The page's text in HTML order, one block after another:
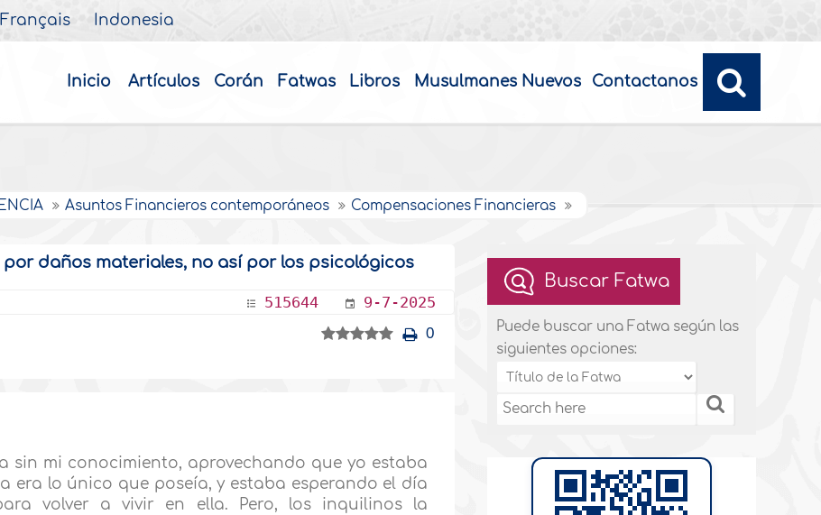
Français Indonesia
Inicio Artículos Corán Fatwas Libros Musulmanes Nuevos Contactanos
Asuntos Financieros contemporáneos Compensaciones Financieras
daños materiales, no así por los psicológicos
515644 9-7-2025
0
sin mi conocimiento, aprovechando que yo estaba
era lo único que poseía, y estaba esperando el día
volver a vivir en ella. Pero, los inquilinos la
Buscar Fatwa
Puede buscar una Fatwa según las
siguientes opciones: